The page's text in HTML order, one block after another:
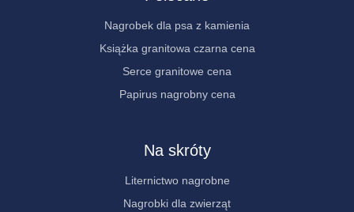
Nagrobek dla psa z kamienia
Książka granitowa czarna cena
Serce granitowe cena
Papirus nagrobny cena
Na skróty
Liternictwo nagrobne
Nagrobki dla zwierząt